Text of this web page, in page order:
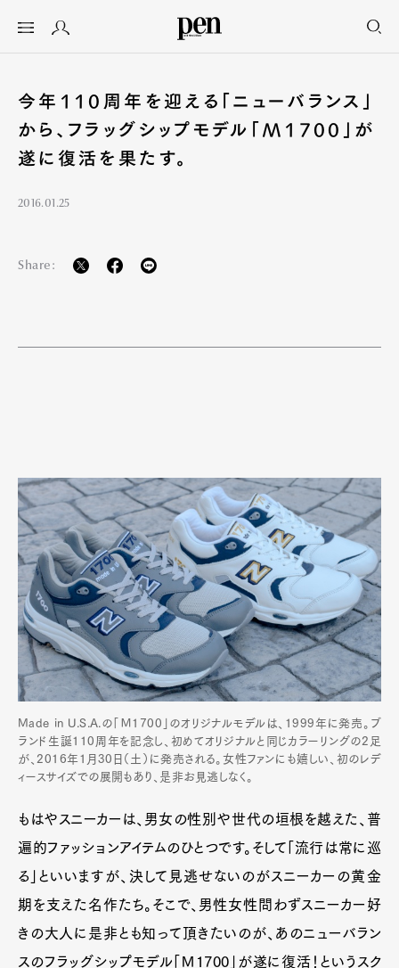
今年110周年を迎える「ニューバランス」
から、フラッグシップモデル「M1700」が
遂に復活を果たす。
2016.01.25
Share:
Made in U.S.A.の「Ｍ1700」のオリジナルモデルは、1999年に発売。ブ
ランド生誕110周年を記念し、初めてオリジナルと同じカラーリングの2足
が、2016年1月30日（土）に発売される。女性ファンにも嬉しい、初のレデ
ィースサイズでの展開もあり、是非お見逃しなく。
もはやスニーカーは、男女の性別や世代の垣根を越えた、普
遍的ファッションアイテムのひとつです。そして「流行は常に巡
る」といいますが、決して見逃せないのがスニーカーの黄金
期を支えた名作たち。そこで、男性女性問わずスニーカー好
きの大人に是非とも知って頂きたいのが、あのニューバラン
スのフラッグシップモデル「Ｍ1700」が遂に復活！というスク